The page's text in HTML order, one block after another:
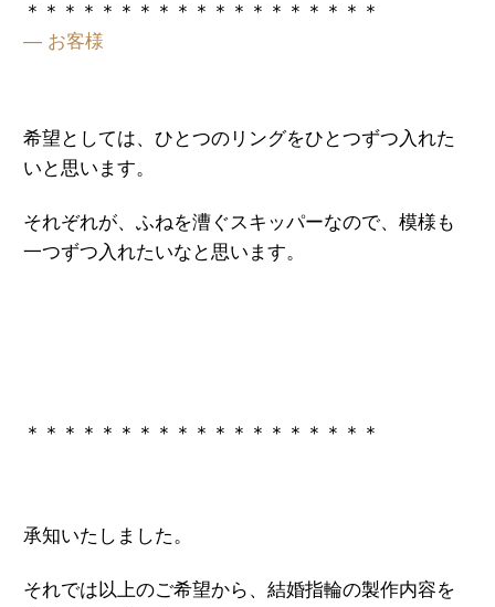
＊＊＊＊＊＊＊＊＊＊＊＊＊＊＊＊＊＊＊
— お客様
希望としては、ひとつのリングをひとつずつ入れた
いと思います。
それぞれが、ふねを漕ぐスキッパーなので、模様も
一つずつ入れたいなと思います。
＊＊＊＊＊＊＊＊＊＊＊＊＊＊＊＊＊＊＊
承知いたしました。
それでは以上のご希望から、結婚指輪の製作内容を